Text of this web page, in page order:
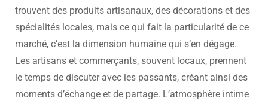
trouvent des produits artisanaux, des décorations et des
spécialités locales, mais ce qui fait la particularité de ce
marché, c’est la dimension humaine qui s’en dégage.
Les artisans et commerçants, souvent locaux, prennent
le temps de discuter avec les passants, créant ainsi des
moments d’échange et de partage. L’atmosphère intime